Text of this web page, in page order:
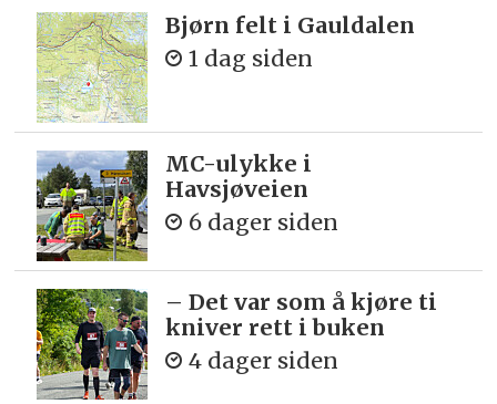
Bjørn felt i Gauldalen
1 dag siden
MC-ulykke i
Havsjøveien
6 dager siden
– Det var som å kjøre ti
kniver rett i buken
4 dager siden